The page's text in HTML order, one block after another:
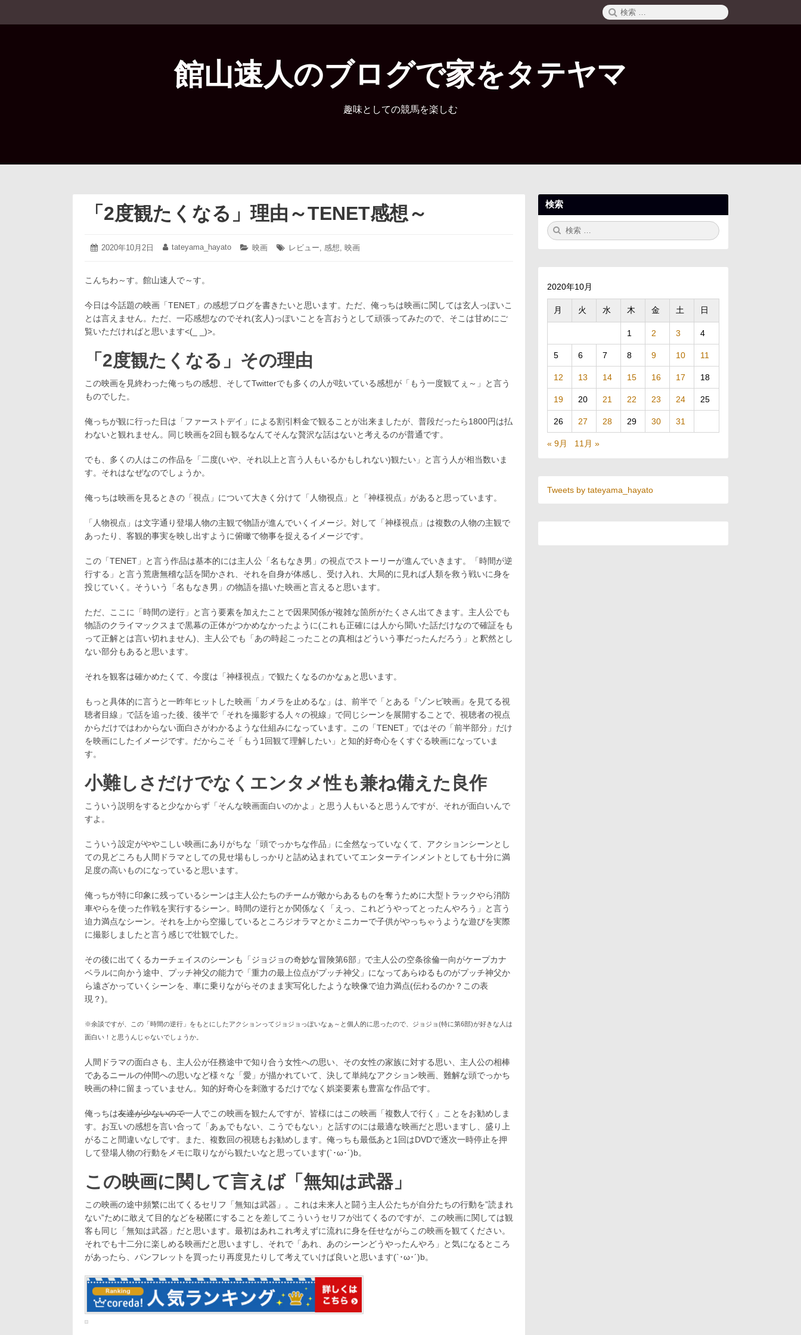
検
索:
館山速人のブログで家をタテヤマ
趣味としての競馬を楽しむ
「2度観たくなる」理由～TENET感想～
投
2020年10月2日
2020
月
2
投
tateyama_hayato
カ
映画
タ
レビュー, 感想, 映画
こんちわ～す。館山速人で～す。
今日は今話題の映画「TENET」の感想ブログを書きたいと思います。ただ、俺っちは映画に関しては玄人っぽいこ
とは言えません。ただ、一応感想なのでそれ(玄人)っぽいことを言おうとして頑張ってみたので、そこは甘めにご
覧いただければと思います<(_ _)>。
「2度観たくなる」その理由
この映画を見終わった俺っちの感想、そしてTwitterでも多くの人が呟いている感想が「もう一度観てぇ～」と言う
ものでした。
俺っちが観に行った日は「ファーストデイ」による割引料金で観ることが出来ましたが、普段だったら1800円は払
わないと観れません。同じ映画を2回も観るなんてそんな贅沢な話はないと考えるのが普通です。
でも、多くの人はこの作品を「二度(いや、それ以上と言う人もいるかもしれない)観たい」と言う人が相当数いま
す。それはなぜなのでしょうか。
俺っちは映画を見るときの「視点」について大きく分けて「人物視点」と「神様視点」があると思っています。
「人物視点」は文字通り登場人物の主観で物語が進んでいくイメージ。対して「神様視点」は複数の人物の主観で
あったり、客観的事実を映し出すように俯瞰で物事を捉えるイメージです。
この「TENET」と言う作品は基本的には主人公「名もなき男」の視点でストーリーが進んでいきます。「時間が逆
行する」と言う荒唐無稽な話を聞かされ、それを自身が体感し、受け入れ、大局的に見れば人類を救う戦いに身を
投じていく。そういう「名もなき男」の物語を描いた映画と言えると思います。
ただ、ここに「時間の逆行」と言う要素を加えたことで因果関係が複雑な箇所がたくさん出てきます。主人公でも
物語のクライマックスまで黒幕の正体がつかめなかったように(これも正確には人から聞いた話だけなので確証をも
って正解とは言い切れません)、主人公でも「あの時起こったことの真相はどういう事だったんだろう」と釈然とし
ない部分もあると思います。
それを観客は確かめたくて、今度は「神様視点」で観たくなるのかなぁと思います。
もっと具体的に言うと一昨年ヒットした映画「カメラを止めるな」は、前半で「とある『ゾンビ映画』を見てる視
聴者目線」で話を追った後、後半で「それを撮影する人々の視線」で同じシーンを展開することで、視聴者の視点
からだけではわからない面白さがわかるような仕組みになっています。この「TENET」ではその「前半部分」だけ
を映画にしたイメージです。だからこそ「もう1回観て理解したい」と知的好奇心をくすぐる映画になっていま
す。
小難しさだけでなくエンタメ性も兼ね備えた良作
こういう説明をすると少なからず「そんな映画面白いのかよ」と思う人もいると思うんですが、それが面白いんで
すよ。
こういう設定がややこしい映画にありがちな「頭でっかちな作品」に全然なっていなくて、アクションシーンとし
ての見どころも人間ドラマとしての見せ場もしっかりと詰め込まれていてエンターテインメントとしても十分に満
足度の高いものになっていると思います。
俺っちが特に印象に残っているシーンは主人公たちのチームが敵からあるものを奪うために大型トラックやら消防
車やらを使った作戦を実行するシーン。時間の逆行とか関係なく「えっ、これどうやってとったんやろう」と言う
迫力満点なシーン。それを上から空撮しているところジオラマとかミニカーで子供がやっちゃうような遊びを実際
に撮影しましたと言う感じで壮観でした。
その後に出てくるカーチェイスのシーンも「ジョジョの奇妙な冒険第6部」で主人公の空条徐倫一向がケープカナ
ベラルに向かう途中、プッチ神父の能力で「重力の最上位点がプッチ神父」になってあらゆるものがプッチ神父か
ら遠ざかっていくシーンを、車に乗りながらそのまま実写化したような映像で迫力満点(伝わるのか？この表
現？)。
※余談ですが、この「時間の逆行」をもとにしたアクションってジョジョっぽいなぁ～と個人的に思ったので、ジョジョ(特に第6部)が好きな人は
面白い！と思うんじゃないでしょうか。
人間ドラマの面白さも、主人公が任務途中で知り合う女性への思い、その女性の家族に対する思い、主人公の相棒
であるニールの仲間への思いなど様々な「愛」が描かれていて、決して単純なアクション映画、難解な頭でっかち
映画の枠に留まっていません。知的好奇心を刺激するだけでなく娯楽要素も豊富な作品です。
俺っちは友達が少ないので一人でこの映画を観たんですが、皆様にはこの映画「複数人で行く」ことをお勧めしま
す。お互いの感想を言い合って「あぁでもない、こうでもない」と話すのには最適な映画だと思いますし、盛り上
がること間違いなしです。また、複数回の視聴もお勧めします。俺っちも最低あと1回はDVDで逐次一時停止を押
して登場人物の行動をメモに取りながら観たいなと思っています(`･ω･´)b。
この映画に関して言えば「無知は武器」
この映画の途中頻繁に出てくるセリフ「無知は武器」。これは未来人と闘う主人公たちが自分たちの行動を”読まれ
ない”ために敢えて目的などを秘匿にすることを差してこういうセリフが出てくるのですが、この映画に関しては観
客も同じ「無知は武器」だと思います。最初はあれこれ考えずに流れに身を任せながらこの映画を観てください。
それでも十二分に楽しめる映画だと思いますし、それで「あれ、あのシーンどうやったんやろ」と気になるところ
があったら、パンフレットを買ったり再度見たりして考えていけば良いと思います(`･ω･´)b。
検索
検
索:
2020年10月
月 火 水 木 金 土 日
1 2 3 4
5 6 7 8 9 10 11
12 13 14 15 16 17 18
19 20 21 22 23 24 25
26 27 28 29 30 31
« 9月 11月 »
Tweets by tateyama_hayato